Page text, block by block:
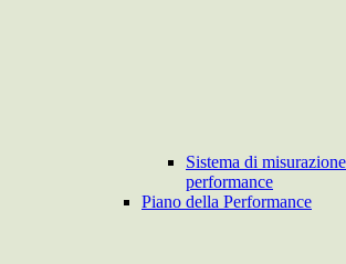
Sistema di
performance
Piano della Performance